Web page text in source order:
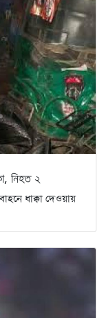
নিহত ২
ধাক্কা দেওয়ায়